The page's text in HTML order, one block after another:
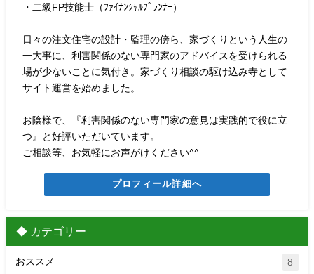
・二級FP技能士（ﾌｧｲﾅﾝｼｬﾙﾌﾟﾗﾝﾅｰ）
日々の注文住宅の設計・監理の傍ら、家づくりという人生の
一大事に、利害関係のない専門家のアドバイスを受けられる
場が少ないことに気付き。家づくり相談の駆け込み寺として
サイト運営を始めました。
お陰様で、『利害関係のない専門家の意見は実践的で役に立
つ』と好評いただいています。
ご相談等、お気軽にお声がけください^^
プロフィール詳細へ
◆ カテゴリー
おススメ 8